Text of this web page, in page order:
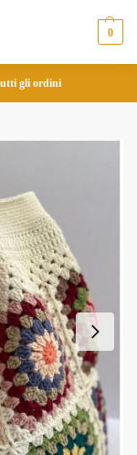
0
gli ordini